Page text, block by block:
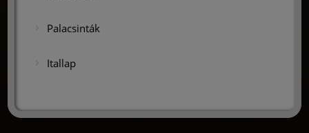
Palacsinták
Itallap